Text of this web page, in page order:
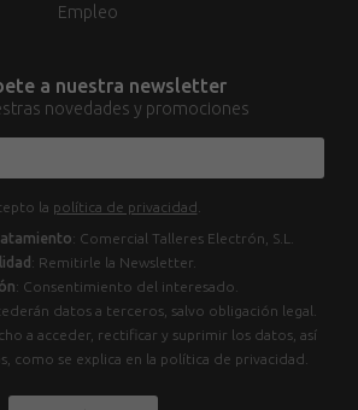
Empleo
a nuestra newsletter
novedades y promociones
la política de privacidad
: Comercial Talleres Electrón, S.L.
: Remitirle la Newsletter.
: Consentimiento del interesado.
datos a terceros, salvo obligación legal.
a acceder, rectificar y suprimir los datos, así
como se explica en la política de privacidad.